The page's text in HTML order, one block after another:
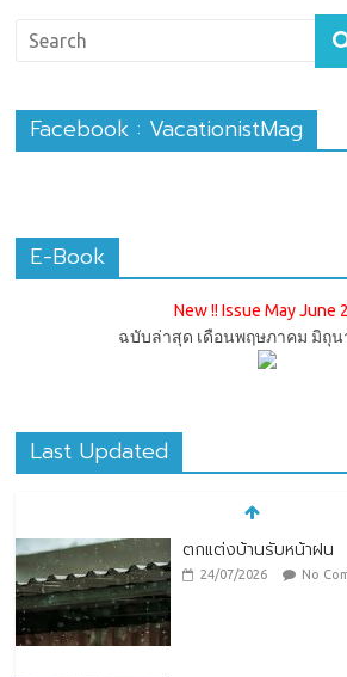
Facebook : VacationistMag
E-Book
New !! Issue May June
ฉบับล่าสุด เดือนพฤษภาคม มิถุน
Last Updated
ตกแต่งบ้านรับหน้าฝน
24/07/2026 No